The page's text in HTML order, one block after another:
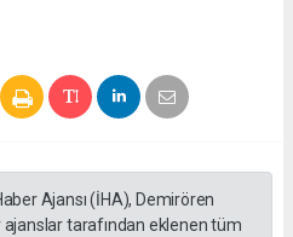
Ajansı (İHA), Demirören
ajanslar tarafından eklenen tüm